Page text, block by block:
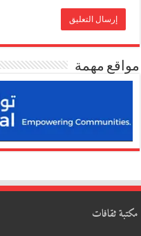
مواقع مهمة
مكتبة ثقافات